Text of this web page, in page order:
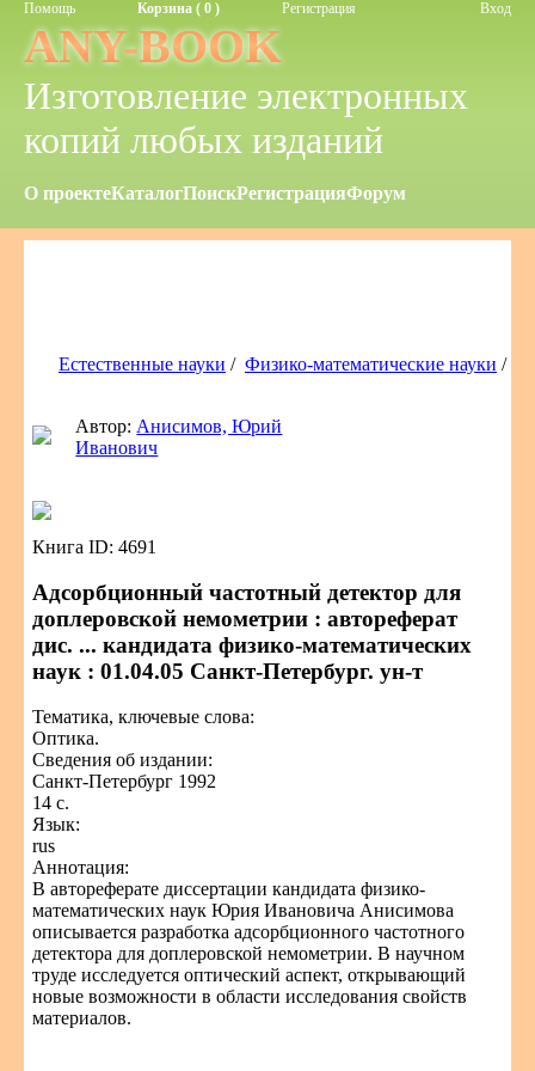
Помощь Корзина ( 0 ) Регистрация Вход
ANY-BOOK
Изготовление электронных
копий любых изданий
О проектеКаталогПоискРегистрацияФорум
Естественные науки / Физико-математические науки /
Автор: Анисимов, Юрий
Иванович
Книга ID: 4691
Адсорбционный частотный детектор для
доплеровской немометрии : автореферат
дис. ... кандидата физико-математических
наук : 01.04.05 Санкт-Петербург. ун-т
Тематика, ключевые слова:
Оптика.
Сведения об издании:
Санкт-Петербург 1992
14 с.
Язык:
rus
Аннотация:
В автореферате диссертации кандидата физико-
математических наук Юрия Ивановича Анисимова
описывается разработка адсорбционного частотного
детектора для доплеровской немометрии. В научном
труде исследуется оптический аспект, открывающий
новые возможности в области исследования свойств
материалов.